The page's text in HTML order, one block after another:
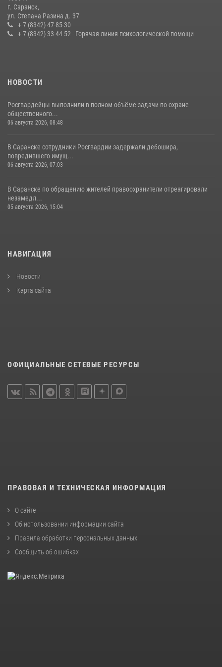
Сотрудники Росгвардии обеспечили безопасность Всероссийского
конкурса профмастерства в Саранске
23 июля 2026, 11:54 4
г. Саранск,
ул. Степана Разина д. 37
+ 7 (8342) 47-85-30
+ 7 (8342) 33-44-52 - Горячая линия психологической помощи
НОВОСТИ
Росгвардейцы выполнили в полном объёме задачи по охране
общественного...
06 августа 2026, 08:48
В Саранске сотрудники Росгвардии задержали дебошира,
повредившего имущ...
06 августа 2026, 07:03
В Саранске по обращению жителей правоохранители отреагировали
незамедл...
05 августа 2026, 15:04
НАВИГАЦИЯ
Новости
Карта сайта
ОФИЦИАЛЬНЫЕ СЕТЕВЫЕ РЕСУРСЫ
ПРАВОВАЯ И ТЕХНИЧЕСКАЯ ИНФОРМАЦИЯ
О сайте
Об использовании информации сайта
Правила обработки персональных данных
Сообщить об ошибках